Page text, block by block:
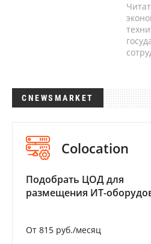
CNEWSMARKET
Colocation
Подобрать ЦОД для
размещения ИТ-
От 815 руб./месяц